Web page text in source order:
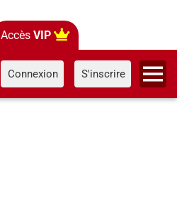
Accès VIP
Connexion S'inscrire